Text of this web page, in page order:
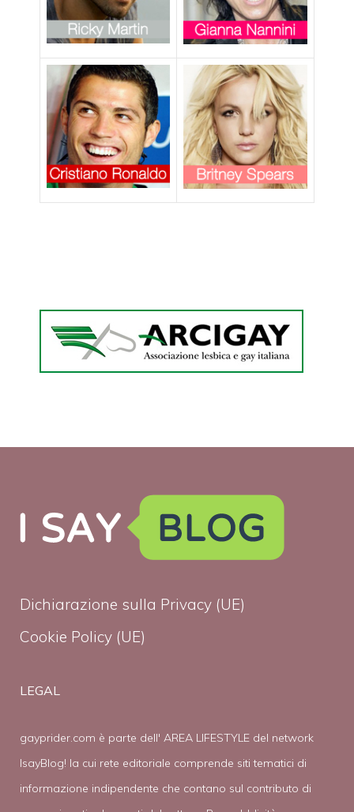
Dichiarazione sulla Privacy (UE)
Cookie Policy (UE)
LEGAL
gayprider.com è parte dell' AREA LIFESTYLE del network
IsayBlog! la cui rete editoriale comprende siti tematici di
informazione indipendente che contano sul contributo di